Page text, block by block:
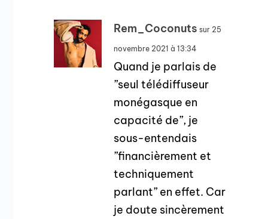
Rem_Coconuts sur 25
novembre 2021 à 13:34
Quand je parlais de
”seul télédiffuseur
monégasque en
capacité de”, je
sous-entendais
”financièrement et
techniquement
parlant” en effet. Car
je doute sincèrement